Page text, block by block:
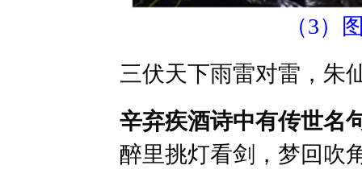
（3）
三伏天下雨雷对雷，朱
辛弃疾酒诗中有传世名
醉里挑灯看剑，梦回吹